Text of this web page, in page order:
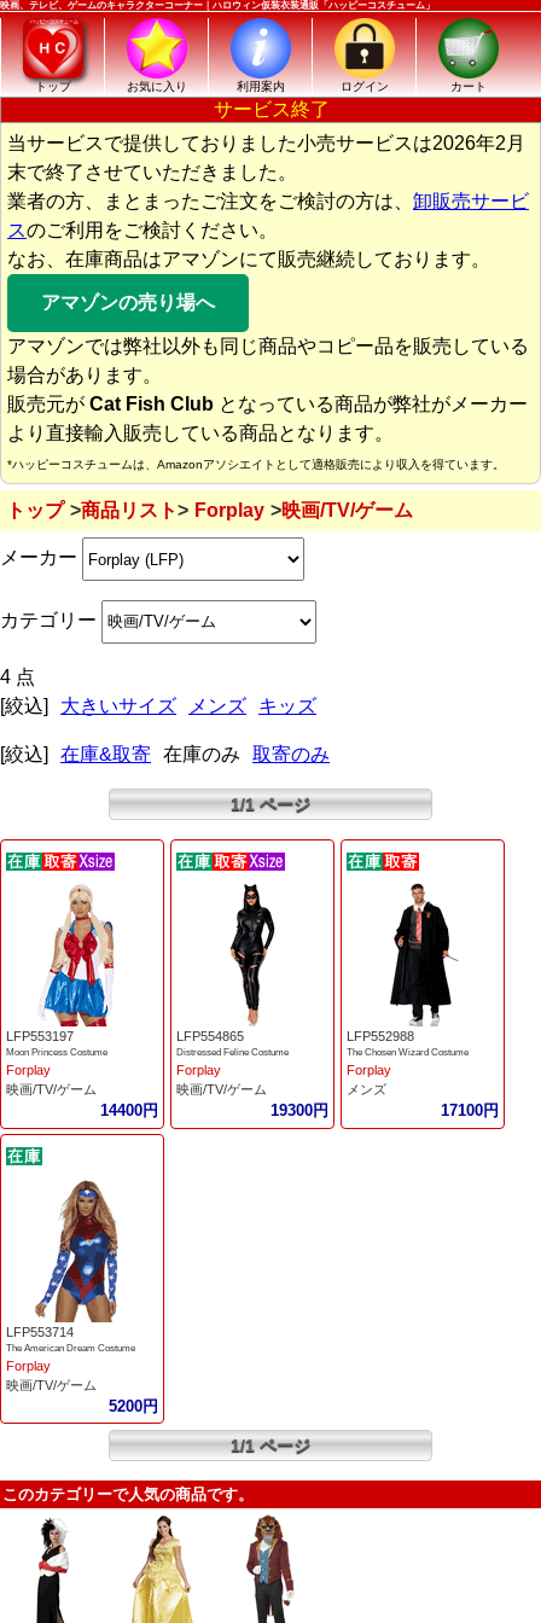
映画、テレビ、ゲームのキャラクターコーナー｜ハロウィン仮装衣装通販「ハッピーコスチューム」
トップ お気に入り 利用案内 ログイン カート
サービス終了
当サービスで提供しておりました小売サービスは2026年2月
末で終了させていただきました。
業者の方、まとまったご注文をご検討の方は、 卸販売サービ
スのご利用をご検討ください。
なお、在庫商品はアマゾンにて販売継続しております。
アマゾンの売り場へ
アマゾンでは弊社以外も同じ商品やコピー品を販売している
場合があります。
販売元が Cat Fish Club となっている商品が弊社がメーカー
より直接輸入販売している商品となります。
*ハッピーコスチュームは、Amazonアソシエイトとして適格販売により収入を得ています。
トップ 商品リスト Forplay 映画/TV/ゲーム
メーカー
カテゴリー
4 点
[絞込]
大きいサイズ メンズ キッズ
[絞込] 在庫&取寄 在庫のみ 取寄のみ
1/1 ページ
LFP553197
Moon Princess Costume
Forplay
映画/TV/ゲーム
14400円
LFP554865
Distressed Feline Costume
Forplay
映画/TV/ゲーム
19300円
LFP552988
The Chosen Wizard Costume
Forplay
メンズ
17100円
LFP553714
The American Dream Costume
Forplay
映画/TV/ゲーム
5200円
1/1 ページ
このカテゴリーで人気の商品です。